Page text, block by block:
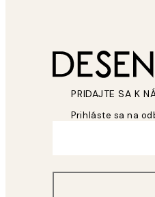
PRIDAJTE SA K
Prihláste sa na